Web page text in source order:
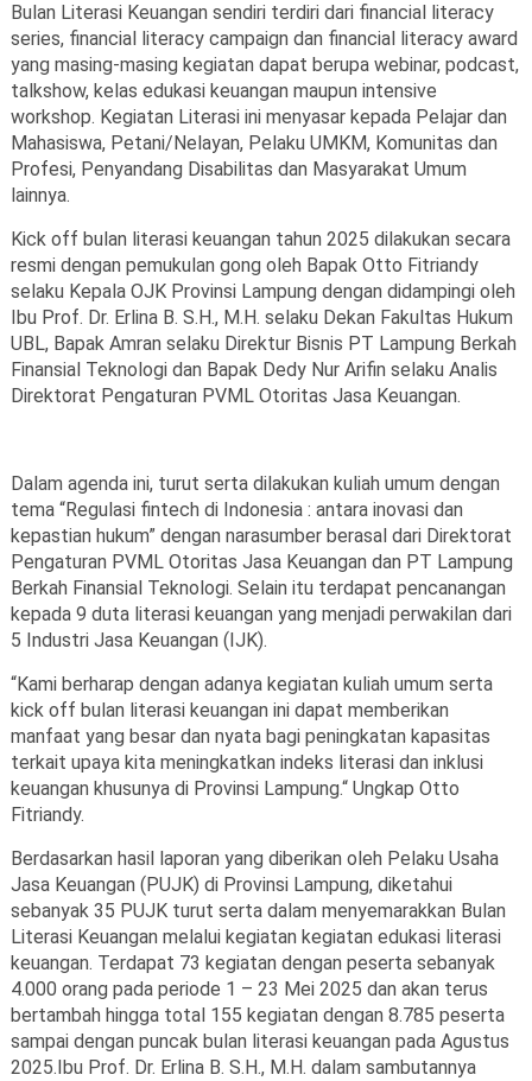
Bulan Literasi Keuangan sendiri terdiri dari financial literacy
series, financial literacy campaign dan financial literacy award
yang masing-masing kegiatan dapat berupa webinar, podcast,
talkshow, kelas edukasi keuangan maupun intensive
workshop. Kegiatan Literasi ini menyasar kepada Pelajar dan
Mahasiswa, Petani/Nelayan, Pelaku UMKM, Komunitas dan
Profesi, Penyandang Disabilitas dan Masyarakat Umum
lainnya.
Kick off bulan literasi keuangan tahun 2025 dilakukan secara
resmi dengan pemukulan gong oleh Bapak Otto Fitriandy
selaku Kepala OJK Provinsi Lampung dengan didampingi oleh
Ibu Prof. Dr. Erlina B. S.H., M.H. selaku Dekan Fakultas Hukum
UBL, Bapak Amran selaku Direktur Bisnis PT Lampung Berkah
Finansial Teknologi dan Bapak Dedy Nur Arifin selaku Analis
Direktorat Pengaturan PVML Otoritas Jasa Keuangan.
Dalam agenda ini, turut serta dilakukan kuliah umum dengan
tema “Regulasi fintech di Indonesia : antara inovasi dan
kepastian hukum” dengan narasumber berasal dari Direktorat
Pengaturan PVML Otoritas Jasa Keuangan dan PT Lampung
Berkah Finansial Teknologi. Selain itu terdapat pencanangan
kepada 9 duta literasi keuangan yang menjadi perwakilan dari
5 Industri Jasa Keuangan (IJK).
“Kami berharap dengan adanya kegiatan kuliah umum serta
kick off bulan literasi keuangan ini dapat memberikan
manfaat yang besar dan nyata bagi peningkatan kapasitas
terkait upaya kita meningkatkan indeks literasi dan inklusi
keuangan khusunya di Provinsi Lampung.“ Ungkap Otto
Fitriandy.
Berdasarkan hasil laporan yang diberikan oleh Pelaku Usaha
Jasa Keuangan (PUJK) di Provinsi Lampung, diketahui
sebanyak 35 PUJK turut serta dalam menyemarakkan Bulan
Literasi Keuangan melalui kegiatan kegiatan edukasi literasi
keuangan. Terdapat 73 kegiatan dengan peserta sebanyak
4.000 orang pada periode 1 – 23 Mei 2025 dan akan terus
bertambah hingga total 155 kegiatan dengan 8.785 peserta
sampai dengan puncak bulan literasi keuangan pada Agustus
2025.Ibu Prof. Dr. Erlina B. S.H., M.H. dalam sambutannya